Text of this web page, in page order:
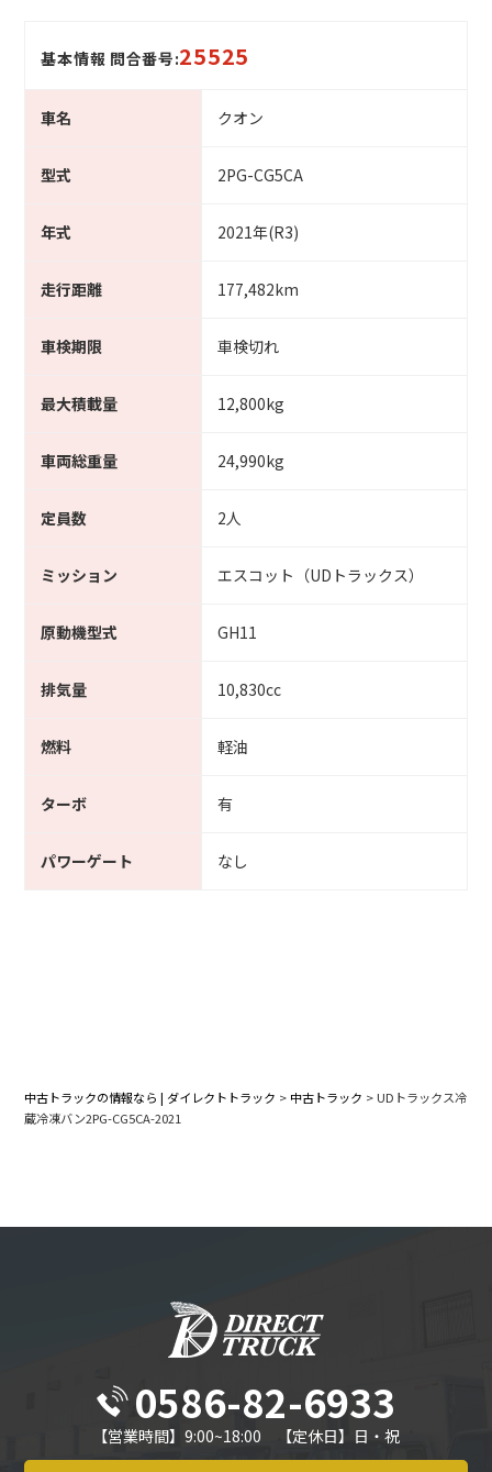
基本情報 問合番号:25525
車名 クオン
型式 2PG-CG5CA
年式 2021年(R3)
走行距離 177,482km
車検期限 車検切れ
最大積載量 12,800kg
車両総重量 24,990kg
定員数 2人
ミッション エスコット（UDトラックス）
原動機型式 GH11
排気量 10,830cc
燃料 軽油
ターボ 有
パワーゲート なし
中古トラックの情報なら | ダイレクトトラック > 中古トラック > UDトラックス冷
蔵冷凍バン2PG-CG5CA-2021
0586-82-6933
【営業時間】9:00~18:00 【定休日】日・祝